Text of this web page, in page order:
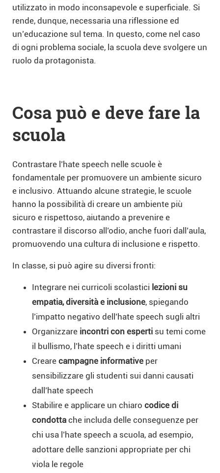
utilizzato in modo inconsapevole e superficiale. Si
rende, dunque, necessaria una riflessione ed
un’educazione sul tema. In questo, come nel caso
di ogni problema sociale, la scuola deve svolgere un
ruolo da protagonista.
Cosa può e deve fare la
scuola
Contrastare l’hate speech nelle scuole è
fondamentale per promuovere un ambiente sicuro
e inclusivo. Attuando alcune strategie, le scuole
hanno la possibilità di creare un ambiente più
sicuro e rispettoso, aiutando a prevenire e
contrastare il discorso all’odio, anche fuori dall’aula,
promuovendo una cultura di inclusione e rispetto.
In classe, si può agire su diversi fronti:
Integrare nei curricoli scolastici lezioni su
empatia, diversità e inclusione, spiegando
l’impatto negativo dell’hate speech sugli altri
Organizzare incontri con esperti su temi come
il bullismo, l’hate speech e i diritti umani
Creare campagne informative per
sensibilizzare gli studenti sui danni causati
dall’hate speech
Stabilire e applicare un chiaro codice di
condotta che includa delle conseguenze per
chi usa l’hate speech a scuola, ad esempio,
adottare delle sanzioni appropriate per chi
viola le regole